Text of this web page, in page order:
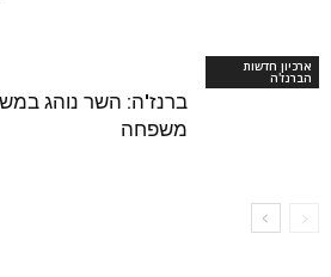
ארכיון חדשות
הברנז'ה
ברנז'ה: השר נוהג
משפחה